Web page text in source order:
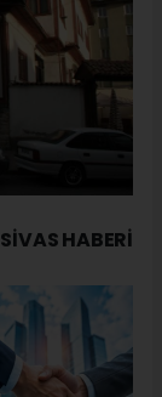
SIVAS HABERİ